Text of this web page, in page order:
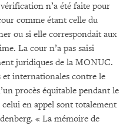
n’a été faite pour
comme étant celle du
ou si elle correspondait aux
La cour n’a pas saisi
juridiques de la MONUC.
et internationales contre le
procès équitable pendant le
en appel sont totalement
« La mémoire de